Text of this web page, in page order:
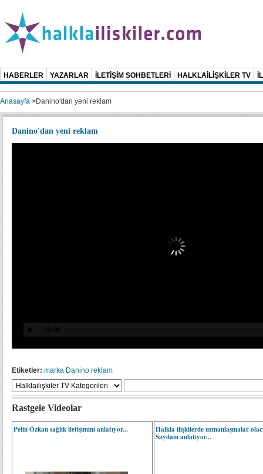
HABERLER YAZARLAR İLETİŞİM SOHBETLERİ HALKLAİLİŞKİLER TV
Anasayfa >Danino'dan yeni reklam
Danino'dan yeni reklam
Etiketler: marka Danino reklam
Rastgele Videolar
Pelin Özkan sağlık iletişimini anlatıyor...
Halkla ilişkilerde uzmanlaşmalar
Saydam anlatıyor...